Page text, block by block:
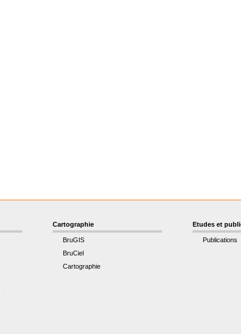
Cartographie
BruGIS
BruCiel
Cartographie
Etudes et
Publications